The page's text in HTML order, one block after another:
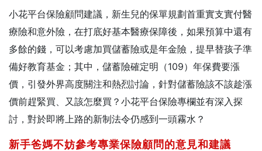
小花平台保險顧問建議，新生兒的保單規劃首重實支實付醫
療險和意外險，在打底好基本醫療保障後，如果預算中還有
多餘的錢，可以考慮加買儲蓄險或是年金險，提早替孩子準
備好教育基金；其中，儲蓄險確定明（109）年保費要漲
價，引發外界高度關注和熱烈討論，針對儲蓄險該不該趁漲
價前趕緊買、又該怎麼買？小花平台保險專欄並有深入探
討，對於即將上路的新制法令仍感到一頭霧水？
新手爸媽不妨參考專業保險顧問的意見和建議